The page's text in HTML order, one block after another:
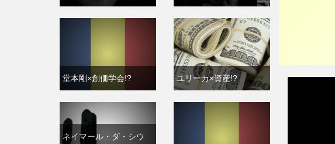
堂本剛×創価学会!? ユリーカ×資産!?
ネイマール・ダ・シウ